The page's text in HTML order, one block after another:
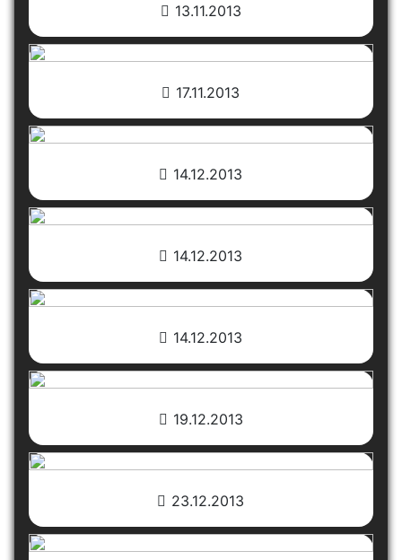
13.11.2013
17.11.2013
14.12.2013
14.12.2013
14.12.2013
19.12.2013
23.12.2013